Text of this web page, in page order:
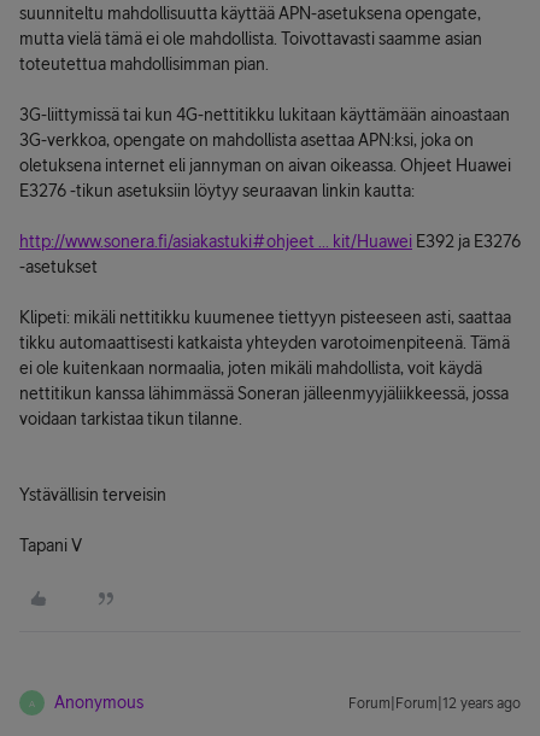
suunniteltu mahdollisuutta käyttää APN-asetuksena opengate,
mutta vielä tämä ei ole mahdollista. Toivottavasti saamme asian
toteutettua mahdollisimman pian.
3G-liittymissä tai kun 4G-nettitikku lukitaan käyttämään ainoastaan
3G-verkkoa, opengate on mahdollista asettaa APN:ksi, joka on
oletuksena internet eli jannyman on aivan oikeassa. Ohjeet Huawei
E3276 -tikun asetuksiin löytyy seuraavan linkin kautta:
http://www.sonera.fi/asiakastuki#ohjeet ... kit/Huawei E392 ja E3276
-asetukset
Klipeti: mikäli nettitikku kuumenee tiettyyn pisteeseen asti, saattaa
tikku automaattisesti katkaista yhteyden varotoimenpiteenä. Tämä
ei ole kuitenkaan normaalia, joten mikäli mahdollista, voit käydä
nettitikun kanssa lähimmässä Soneran jälleenmyyjäliikkeessä, jossa
voidaan tarkistaa tikun tilanne.
Ystävällisin terveisin
Tapani V
A Anonymous Forum|Forum|12 years ago